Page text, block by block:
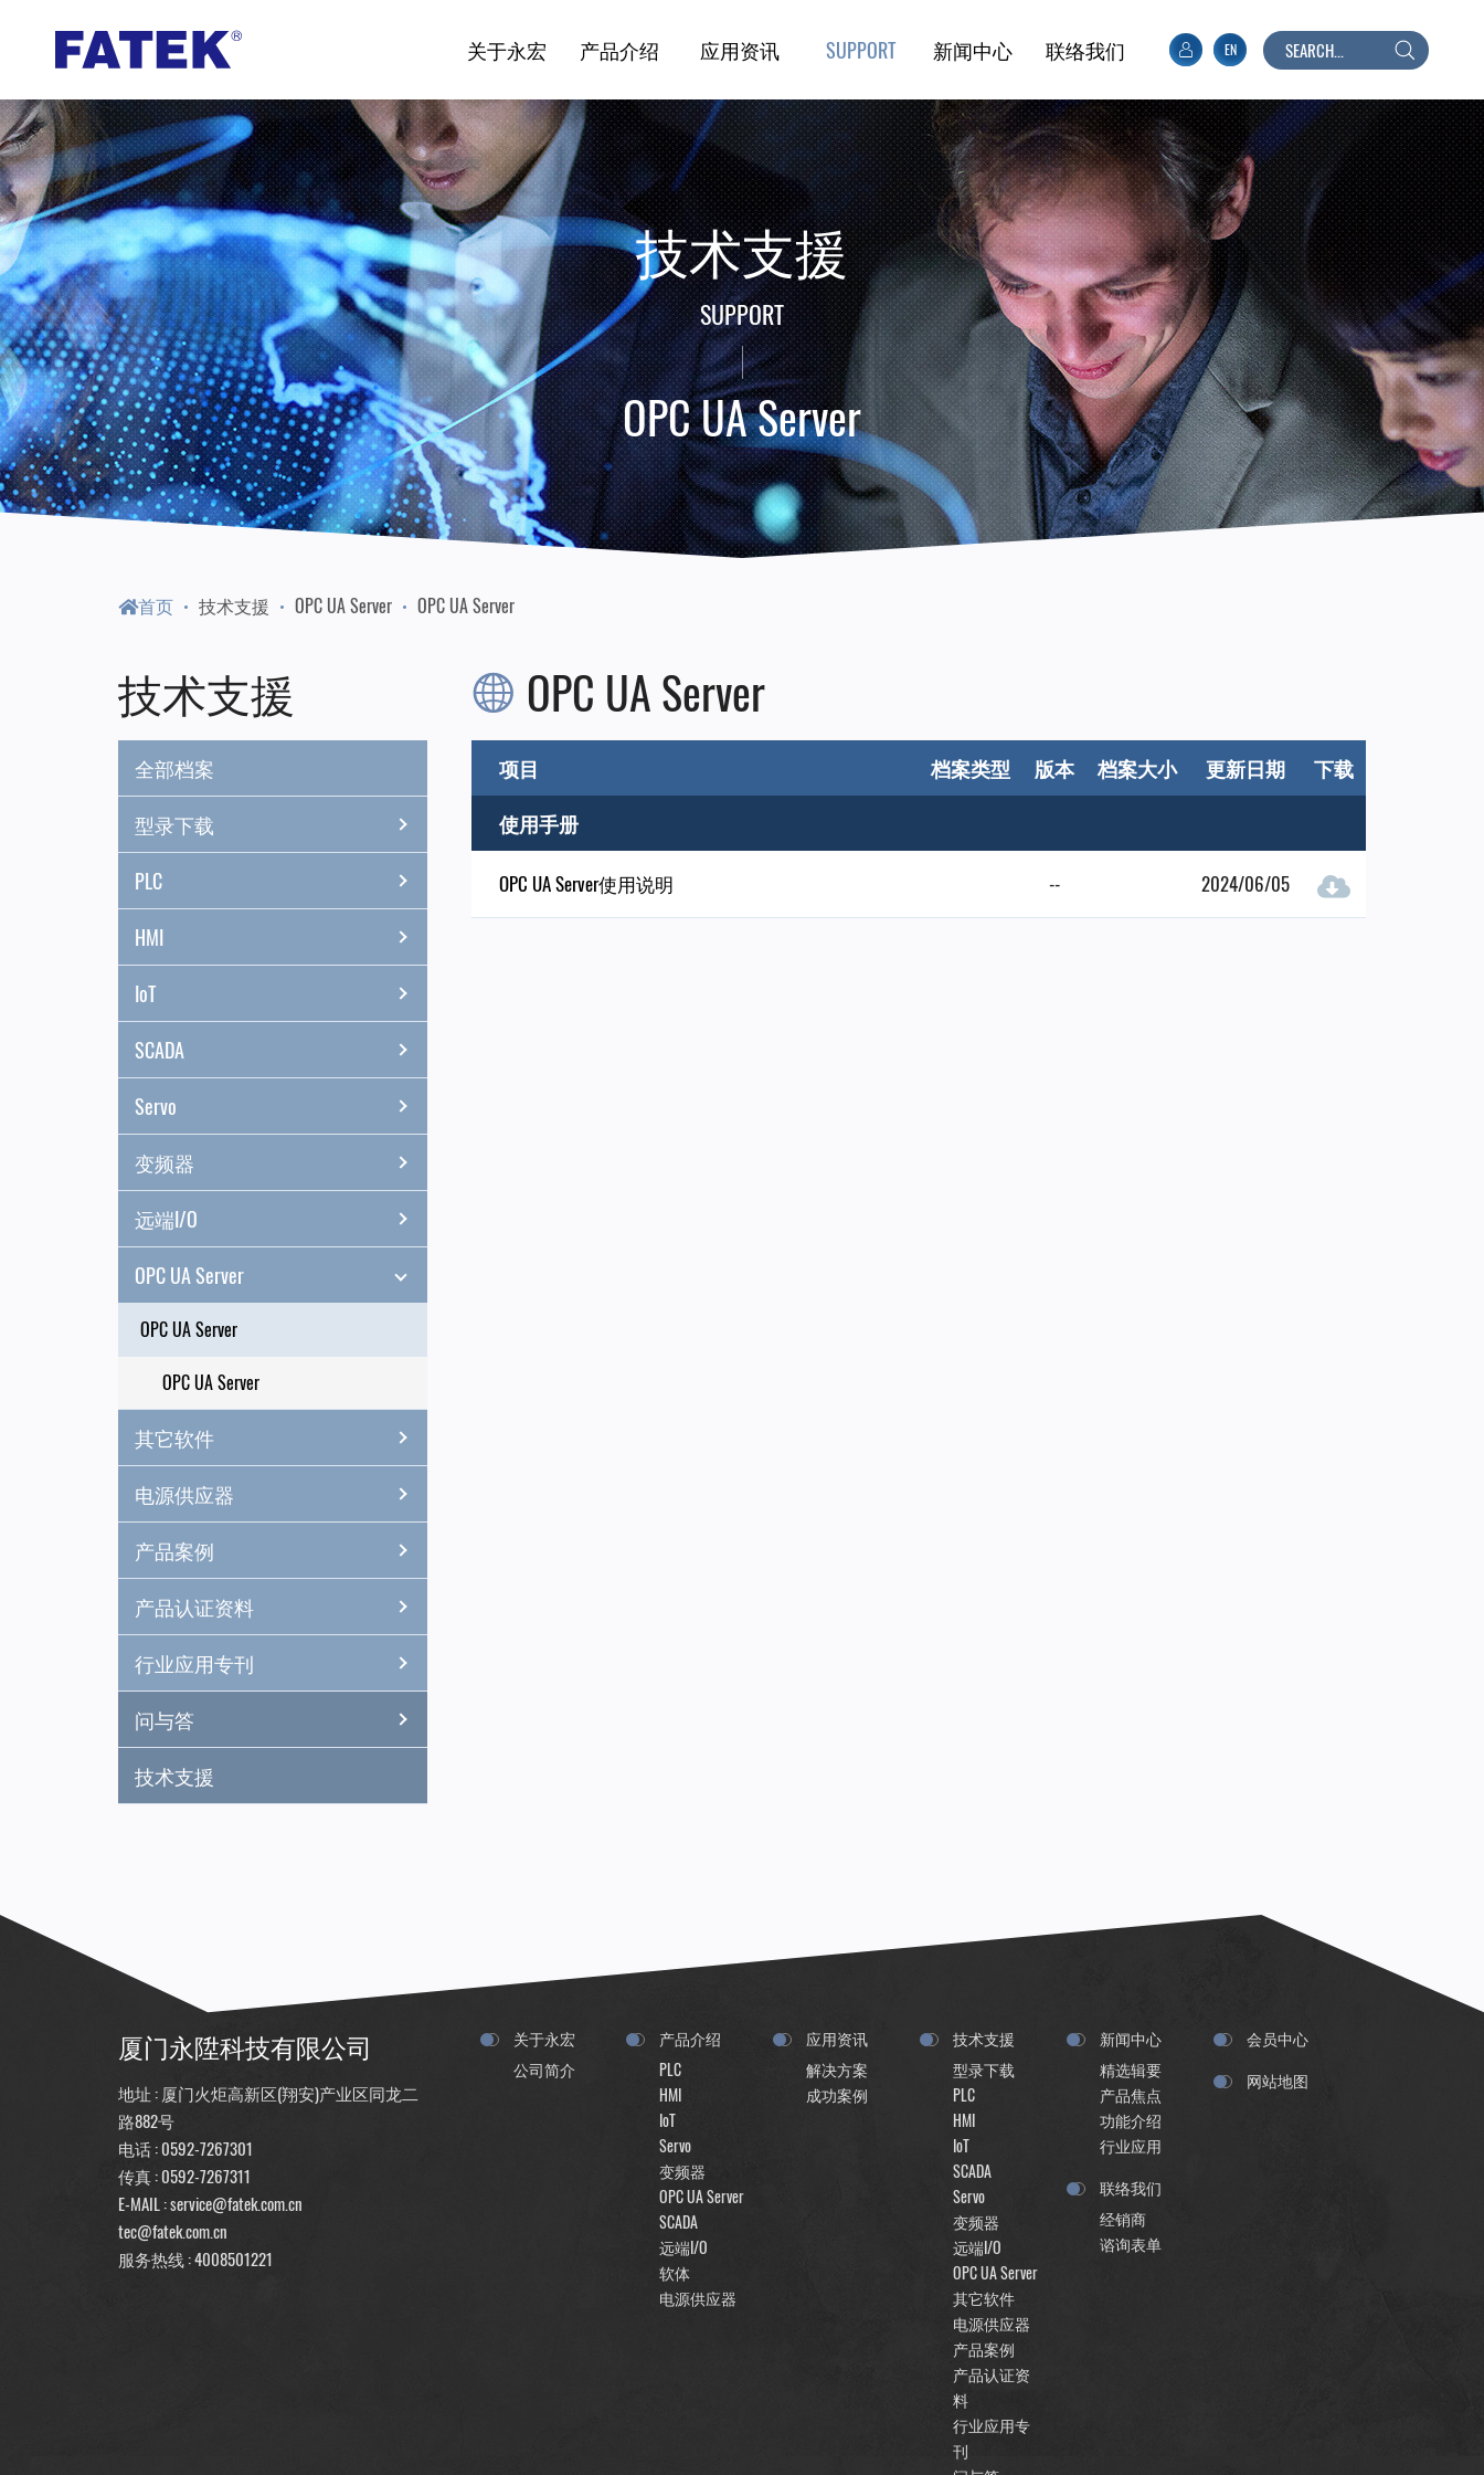
台
湾
FATEK
永
宏
PLC-
厦
门
关于永宏 产品介绍
应用资讯
新闻中心 联络我们 EN
搜
技术支援
SUPPORT
OPC UA Server
首页 技术支援 OPC UA Server OPC UA Server
技术支援
全部档案
型录下载
PLC
HMI
IoT
SCADA
Servo
变频器
远端I/O
OPC UA Server
OPC UA Server
OPC UA Server
其它软件
电源供应器
产品案例
产品认证资料
行业应用专刊
问与答
技术支援
OPC UA Server
项目 档案类型 版本 档案大小 更新日期
下载
使用手册
OPC UA Server使用说明 -- 2024/06/05
厦门永陞科技有限公司
地址 : 厦门火炬高新区(翔安)产业区同龙二
路882号
电话 :0592-7267301
传真 : 0592-7267311
E-MAIL :service@fatek.com.cn
tec@fatek.com.cn
服务热线 :4008501221
关于永宏
公司简介
产品介绍
PLC
HMI
IoT
Servo
变频器
OPC UA Server
SCADA
远端I/O
软体
电源供应器
应用资讯
解决方案
成功案例
技术支援
型录下载
PLC
HMI
IoT
SCADA
Servo
变频器
远端I/O
OPC UA Server
其它软件
电源供应器
产品案例
产品认证资
料
行业应用专
刊
新闻中心
精选辑要
产品焦点
功能介绍
行业应用
联络我们
经销商
谘询表单
会员中心
网站地图